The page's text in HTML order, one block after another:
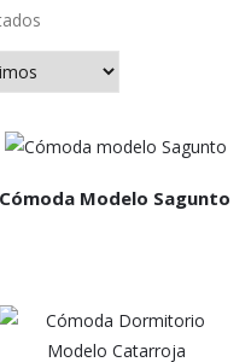
últimos
Cómoda Modelo Sagunto